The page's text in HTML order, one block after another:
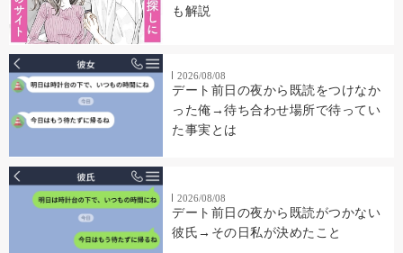
も解説
2026/08/08
デート前日の夜から既読をつけなか
った俺→待ち合わせ場所で待ってい
た事実とは
2026/08/08
デート前日の夜から既読がつかない
彼氏→その日私が決めたこと